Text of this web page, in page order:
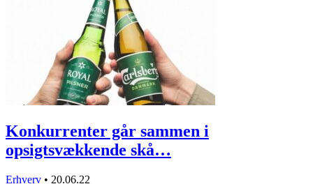
Konkurrenter går sammen i
opsigtsvækkende skå…
Erhverv • 20.06.22